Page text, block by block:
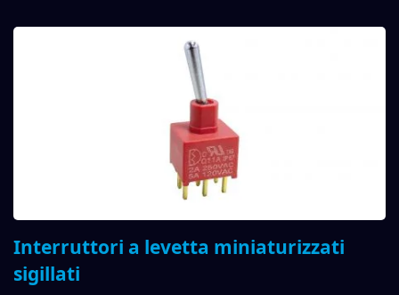
Interruttori a levetta miniaturizzati
sigillati